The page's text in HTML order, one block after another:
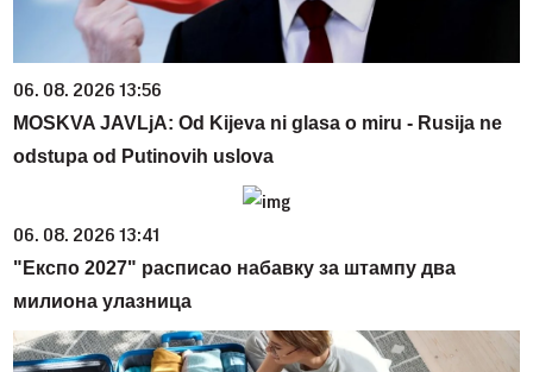
06. 08. 2026 13:56
MOSKVA JAVLjA: Od Kijeva ni glasa o miru - Rusija ne
odstupa od Putinovih uslova
06. 08. 2026 13:41
"Експо 2027" расписао набавку за штампу два
милиона улазница